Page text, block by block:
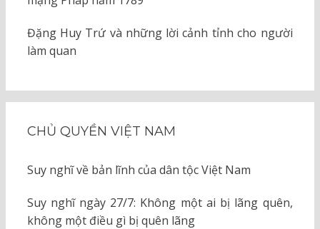
Đặng Huy Trứ và những lời cảnh tỉnh cho người
làm quan
CHỦ QUYỀN VIỆT NAM
Suy nghĩ về bản lĩnh của dân tộc Việt Nam
Suy nghĩ ngày 27/7: Không một ai bị lãng quên,
không một điều gì bị quên lãng